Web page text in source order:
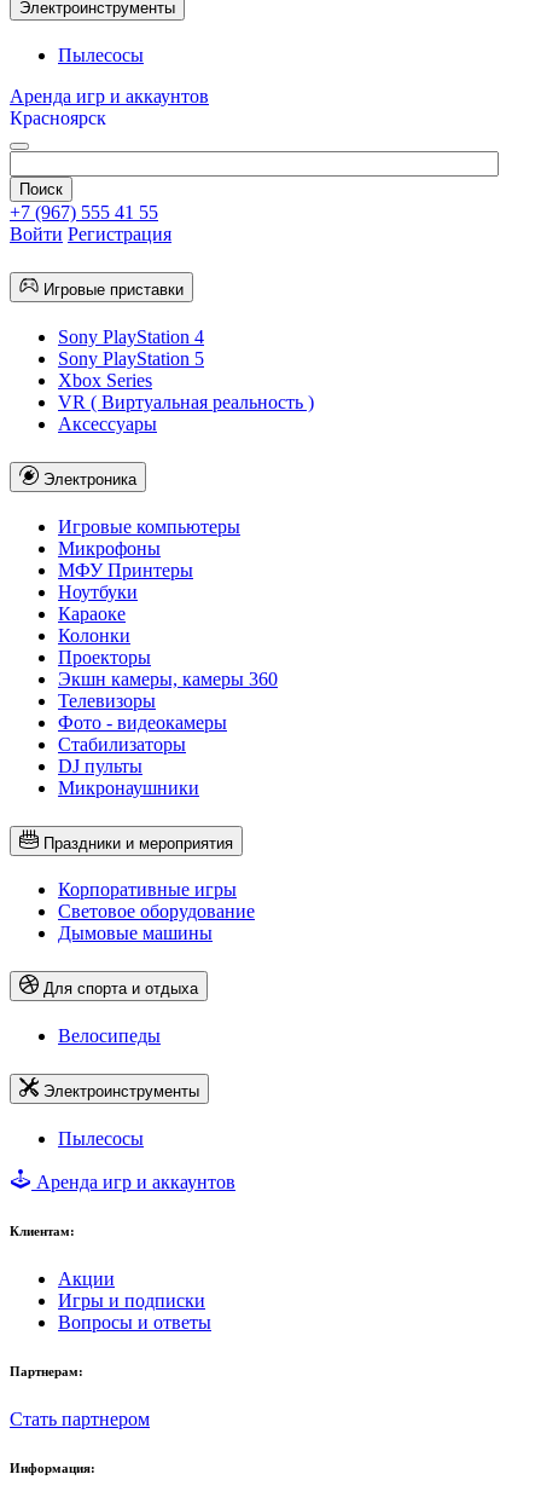
Электроинструменты
Пылесосы
Аренда игр и аккаунтов
Красноярск
+7 (967) 555 41 55
Войти Регистрация
Игровые приставки
Sony PlayStation 4
Sony PlayStation 5
Xbox Series
VR ( Виртуальная реальность )
Аксессуары
Электроника
Игровые компьютеры
Микрофоны
МФУ Принтеры
Ноутбуки
Караоке
Колонки
Проекторы
Экшн камеры, камеры 360
Телевизоры
Фото - видеокамеры
Стабилизаторы
DJ пульты
Микронаушники
Праздники и мероприятия
Корпоративные игры
Световое оборудование
Дымовые машины
Для спорта и отдыха
Велосипеды
Электроинструменты
Пылесосы
Аренда игр и аккаунтов
Клиентам:
Акции
Игры и подписки
Вопросы и ответы
Партнерам:
Стать партнером
Информация: